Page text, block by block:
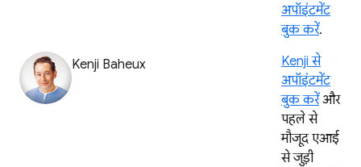
अपॉइंटमेंट
बुक करें.
Kenji Baheux
Kenji से
अपॉइंटमेंट
बुक करेंऔर
पहले से
मौजूद एआई
से जुड़ी